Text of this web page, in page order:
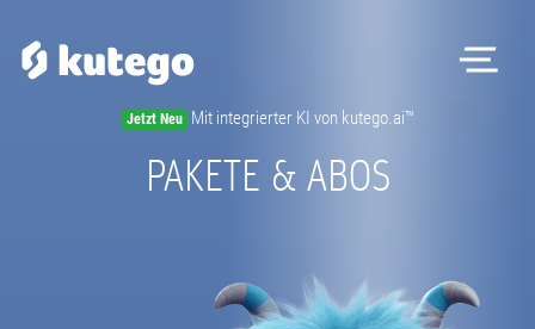
Jetzt Neu Mit integrierter KI von kutego.ai™
PAKETE & ABOS
Software
Hardware
Kontakt